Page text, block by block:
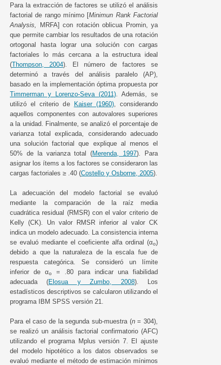
Para la extracción de factores se utilizó el análisis
factorial de rango mínimo [Minimun Rank Factorial
Analysis,
MRFA] con rotación oblicua Promin, ya
que permite cambiar los resultados de una rotación
ortogonal hasta lograr una solución con cargas
factoriales lo más cercana a la estructura ideal
(Thompson, 2004). El número de factores se
determinó a través del análisis paralelo (AP),
basado en la implementación óptima propuesta por
Timmerman y Lorenzo-Seva (2011) . Además, se
utilizó el criterio de Kaiser (1960), considerando
aquellos componentes con autovalores superiores
a la unidad. Finalmente, se analizó el porcentaje de
varianza total explicada, considerando adecuado
una solución factorial que explique al menos el
50% de la varianza total (Merenda, 1997). Para
asignar los ítems a los factores se consideraron las
cargas factoriales ≥ .40 (Costello y Osborne, 2005).
La adecuación del modelo factorial se evaluó
mediante la comparación de la raíz media
cuadrática residual (RMSR) con el valor criterio de
Kelly (CK). Un valor RMSR inferior al valor CK
indica un modelo adecuado. La consistencia interna
se evaluó mediante el coeficiente alfa ordinal (αo)
debido a que la naturaleza de la escala fue de
respuesta categórica. Se consideró un límite
inferior de αo
= .80 para indicar una fiabilidad
adecuada (Elosua y Zumbo, 2008). Los
estadísticos descriptivos se calcularon utilizando el
programa IBM SPSS versión 21.
Para el caso de la segunda sub-muestra (n= 304),
se realizó un análisis factorial confirmatorio (AFC)
utilizando el programa Mplus versión 7. El ajuste
del modelo hipotético a los datos observados se
evaluó mediante el método de estimación mínimos